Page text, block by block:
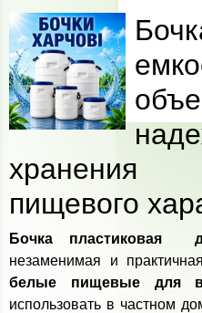
пищевого
Бочка пластиковая
незаменимая и
белые пищевые для
использовать в частном